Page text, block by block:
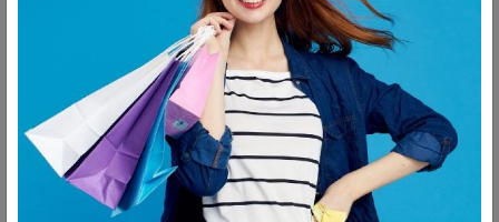
رواد الادوات المنزلية فى مصر
أتصل بنا
أحصل على الاتجاهات
ش المدينة المنورة -
محور طه حسين, 69 طه
حسين النزهة الجديدة -
القاهرة
الواتس اب
01093777446